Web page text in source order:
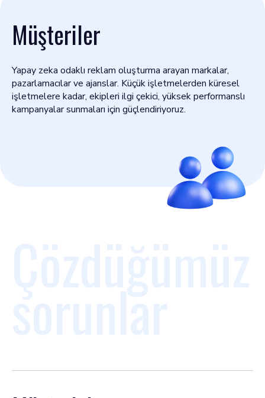
Müşteriler
Yapay zeka odaklı reklam oluşturma arayan markalar,
pazarlamacılar ve ajanslar. Küçük işletmelerden küresel
işletmelere kadar, ekipleri ilgi çekici, yüksek performanslı
kampanyalar sunmaları için güçlendiriyoruz.